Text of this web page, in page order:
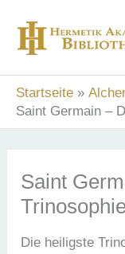
Inhalt
springen
Startseite
Saint Germain –
Saint
Die heiligste